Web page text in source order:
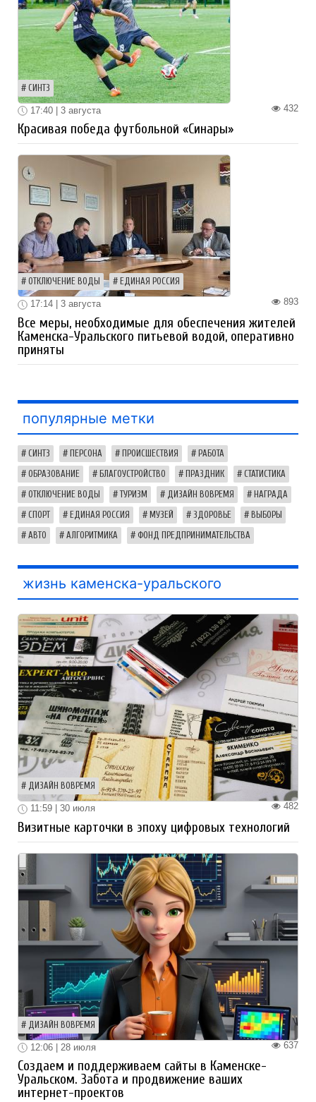
СИНТЗ
432
17:40 | 3 августа
Красивая победа футбольной «Синары»
ОТКЛЮЧЕНИЕ ВОДЫ ЕДИНАЯ РОССИЯ
893
17:14 | 3 августа
Все меры, необходимые для обеспечения жителей
Каменска-Уральского питьевой водой, оперативно
приняты
популярные метки
СИНТЗ ПЕРСОНА ПРОИСШЕСТВИЯ РАБОТА
ОБРАЗОВАНИЕ БЛАГОУСТРОЙСТВО ПРАЗДНИК СТАТИСТИКА
ОТКЛЮЧЕНИЕ ВОДЫ ТУРИЗМ ДИЗАЙН ВОВРЕМЯ НАГРАДА
СПОРТ ЕДИНАЯ РОССИЯ МУЗЕЙ ЗДОРОВЬЕ ВЫБОРЫ
АВТО АЛГОРИТМИКА ФОНД ПРЕДПРИНИМАТЕЛЬСТВА
жизнь каменска-уральского
ДИЗАЙН ВОВРЕМЯ
482
11:59 | 30 июля
Визитные карточки в эпоху цифровых технологий
ДИЗАЙН ВОВРЕМЯ
637
12:06 | 28 июля
Создаем и поддерживаем сайты в Каменске-
Уральском. Забота и продвижение ваших
интернет-проектов